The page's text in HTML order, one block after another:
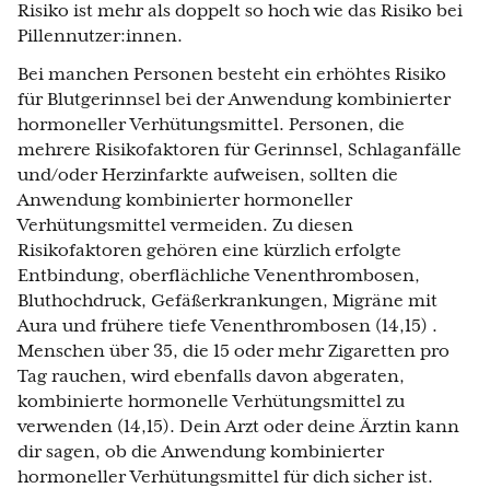
Risiko ist mehr als doppelt so hoch wie das Risiko bei
Pillennutzer:innen.
Bei manchen Personen besteht ein erhöhtes Risiko
für Blutgerinnsel bei der Anwendung kombinierter
hormoneller Verhütungsmittel. Personen, die
mehrere Risikofaktoren für Gerinnsel, Schlaganfälle
und/oder Herzinfarkte aufweisen, sollten die
Anwendung kombinierter hormoneller
Verhütungsmittel vermeiden. Zu diesen
Risikofaktoren gehören eine kürzlich erfolgte
Entbindung, oberflächliche Venenthrombosen,
Bluthochdruck, Gefäßerkrankungen, Migräne mit
Aura und frühere tiefe Venenthrombosen (14,15) .
Menschen über 35, die 15 oder mehr Zigaretten pro
Tag rauchen, wird ebenfalls davon abgeraten,
kombinierte hormonelle Verhütungsmittel zu
verwenden (14,15). Dein Arzt oder deine Ärztin kann
dir sagen, ob die Anwendung kombinierter
hormoneller Verhütungsmittel für dich sicher ist.